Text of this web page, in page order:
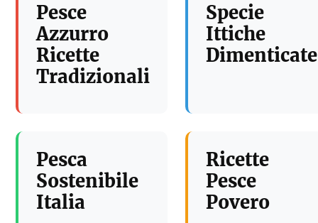
Pesce
Azzurro
Ricette
Tradizionali
Specie
Ittiche
Dimenticate
Pesca
Sostenibile
Italia
Ricette
Pesce
Povero